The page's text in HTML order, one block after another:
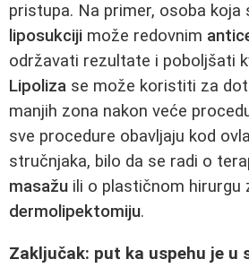
pristupa. Na primer, osoba koja
liposukciji može redovnim
održavati rezultate i poboljšati
Lipoliza se može koristiti za
manjih zona nakon veće
sve procedure obavljaju kod
stručnjaka, bilo da se radi o
masažu ili o plastičnom hirurgu
dermolipektomiju.
Zaključak: put ka uspehu je u